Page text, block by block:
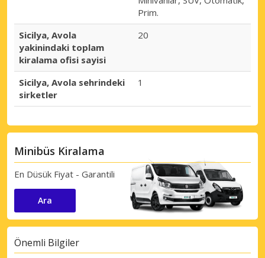
Prim.
Sicilya, Avola
yakinindaki toplam
kiralama ofisi sayisi
20
Sicilya, Avola sehrindeki
sirketler
1
Minibüs Kiralama
En Düsük Fiyat - Garantili
Ara
Önemli Bilgiler